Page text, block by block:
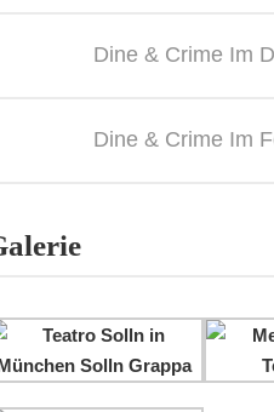
Dine & Crime Im
Dine & Crime Im